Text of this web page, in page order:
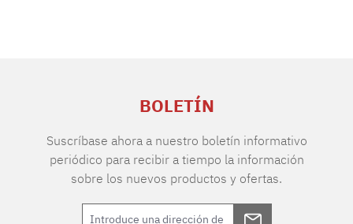
BOLETÍN
Suscríbase ahora a nuestro boletín informativo
periódico para recibir a tiempo la información
sobre los nuevos productos y ofertas.